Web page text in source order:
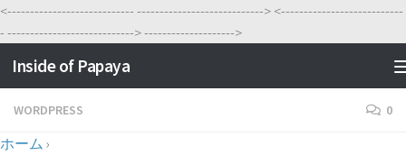
<---------------------------- ----------------------------> <---------------------------
- ---------------------------->-------------------->
Inside of Papaya
WORDPRESS 0
ホーム ›